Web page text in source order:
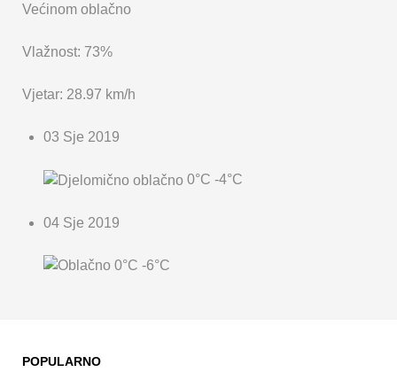
Većinom oblačno
Vlažnost: 73%
Vjetar: 28.97 km/h
03 Sje 2019
0°C -4°C
04 Sje 2019
0°C -6°C
POPULARNO